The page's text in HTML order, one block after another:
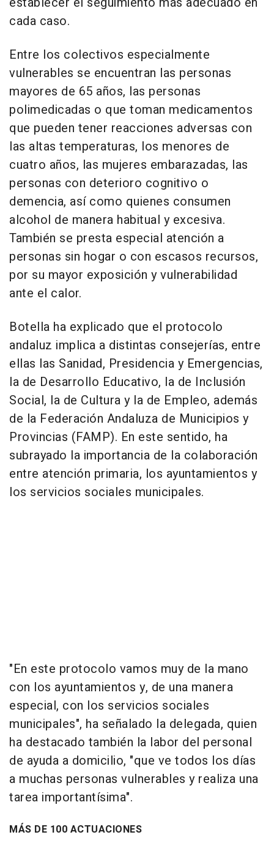
cada caso.
Entre los colectivos especialmente
vulnerables se encuentran las personas
mayores de 65 años, las personas
polimedicadas o que toman medicamentos
que pueden tener reacciones adversas con
las altas temperaturas, los menores de
cuatro años, las mujeres embarazadas, las
personas con deterioro cognitivo o
demencia, así como quienes consumen
alcohol de manera habitual y excesiva.
También se presta especial atención a
personas sin hogar o con escasos recursos,
por su mayor exposición y vulnerabilidad
ante el calor.
Botella ha explicado que el protocolo
andaluz implica a distintas consejerías, entre
ellas las Sanidad, Presidencia y Emergencias,
la de Desarrollo Educativo, la de Inclusión
Social, la de Cultura y la de Empleo, además
de la Federación Andaluza de Municipios y
Provincias (FAMP). En este sentido, ha
subrayado la importancia de la colaboración
entre atención primaria, los ayuntamientos y
los servicios sociales municipales.
"En este protocolo vamos muy de la mano
con los ayuntamientos y, de una manera
especial, con los servicios sociales
municipales", ha señalado la delegada, quien
ha destacado también la labor del personal
de ayuda a domicilio, "que ve todos los días
a muchas personas vulnerables y realiza una
tarea importantísima".
MÁS DE 100 ACTUACIONES